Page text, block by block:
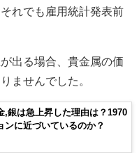
れでも雇用統計発表前
出る場合、貴金属の価
ませんでした。
,銀は急上昇した理由は？1970
ンに近づいているのか？